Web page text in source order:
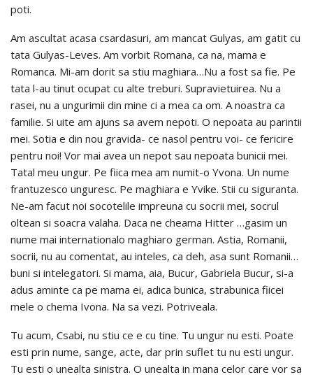
poti.
Am ascultat acasa csardasuri, am mancat Gulyas, am gatit cu
tata Gulyas-Leves. Am vorbit Romana, ca na, mama e
Romanca. Mi-am dorit sa stiu maghiara…Nu a fost sa fie. Pe
tata l-au tinut ocupat cu alte treburi. Supravietuirea. Nu a
rasei, nu a ungurimii din mine ci a mea ca om. A noastra ca
familie. Si uite am ajuns sa avem nepoti. O nepoata au parintii
mei. Sotia e din nou gravida- ce nasol pentru voi- ce fericire
pentru noi! Vor mai avea un nepot sau nepoata bunicii mei.
Tatal meu ungur. Pe fiica mea am numit-o Yvona. Un nume
frantuzesco unguresc. Pe maghiara e Yvike. Stii cu siguranta.
Ne-am facut noi socotelile impreuna cu socrii mei, socrul
oltean si soacra valaha. Daca ne cheama Hitter …gasim un
nume mai internationalo maghiaro german. Astia, Romanii,
socrii, nu au comentat, au inteles, ca deh, asa sunt Romanii…
buni si intelegatori. Si mama, aia, Bucur, Gabriela Bucur, si-a
adus aminte ca pe mama ei, adica bunica, strabunica fiicei
mele o chema Ivona. Na sa vezi. Potriveala.
Tu acum, Csabi, nu stiu ce e cu tine. Tu ungur nu esti. Poate
esti prin nume, sange, acte, dar prin suflet tu nu esti ungur.
Tu esti o unealta sinistra. O unealta in mana celor care vor sa